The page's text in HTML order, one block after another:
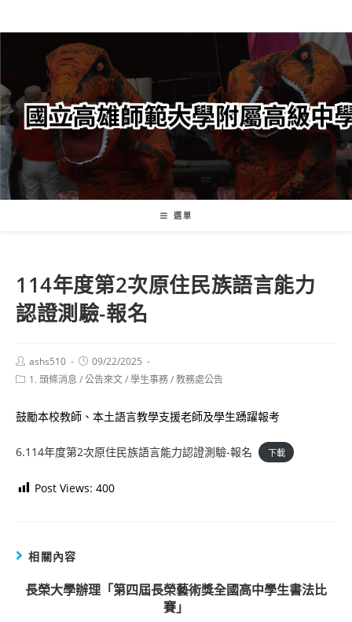
轉
要
內
容
選單
114年度第2次原住民族語言能力
認證測驗-報名
Post
author:
ashs510
Post
published:
09/22/2025
Post1. 頭條消息 /公告來文/學生事務/教務處公告
鼓勵本校教師、本土語言教學支援老師及學生踴躍報考
6.114年度第2次原住民族語言能力認證測驗-報名 下載
Post Views: 400
相關內容
長榮大學辦理「第四屆長榮藝術獎全國高中學生書法比
賽」